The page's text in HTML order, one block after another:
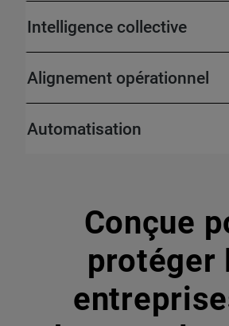
Intelligence collective
Alignement opérationnel
Automatisation
Conçue
protéger